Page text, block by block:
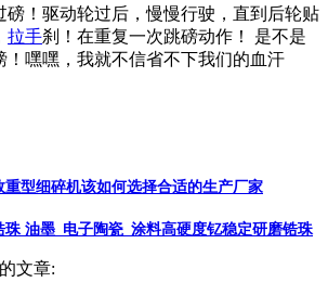
磅！驱动轮过后，慢慢行驶，直到后轮贴
拉手刹！在重复一次跳磅动作！ 是不是
！嘿嘿，我就不信省不下我们的血汗
重型细碎机该如何选择合适的生产厂家
珠 油墨_电子陶瓷_涂料高硬度钇稳定研磨锆珠
文章: